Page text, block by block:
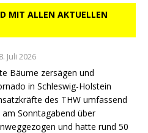
MIT ALLEN AKTUELLEN
Juli 2026
Bäume zersägen und
in Schleswig-Holstein
des THW umfassend
Sonntagabend über
und hatte rund 50